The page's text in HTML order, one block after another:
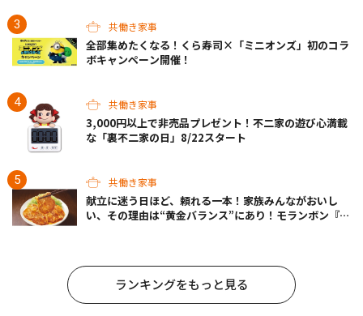
共働き家事
全部集めたくなる！くら寿司×「ミニオンズ」初のコラ
ボキャンペーン開催！
共働き家事
3,000円以上で非売品プレゼント！不二家の遊び心満載
な「裏不二家の日」8/22スタート
共働き家事
献立に迷う日ほど、頼れる一本！家族みんながおいし
い、その理由は“黄金バランス”にあり！モランボン『生
ランキングをもっと見る